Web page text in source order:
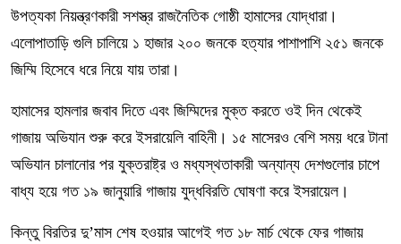
উপত্যকা নিয়ন্ত্রণকারী সশস্ত্র রাজনৈতিক গোষ্ঠী হামাসের যোদ্ধারা।
এলোপাতাড়ি গুলি চালিয়ে ১ হাজার ২০০ জনকে হত্যার পাশাপাশি ২৫১ জনকে
জিম্মি হিসেবে ধরে নিয়ে যায় তারা।
হামাসের হামলার জবাব দিতে এবং জিম্মিদের মুক্ত করতে ওই দিন থেকেই
গাজায় অভিযান শুরু করে ইসরায়েলি বাহিনী। ১৫ মাসেরও বেশি সময় ধরে টানা
অভিযান চালানোর পর যুক্তরাষ্ট্র ও মধ্যস্থতাকারী অন্যান্য দেশগুলোর চাপে
বাধ্য হয়ে গত ১৯ জানুয়ারি গাজায় যুদ্ধবিরতি ঘোষণা করে ইসরায়েল।
কিন্তু বিরতির দু’মাস শেষ হওয়ার আগেই গত ১৮ মার্চ থেকে ফের গাজায়